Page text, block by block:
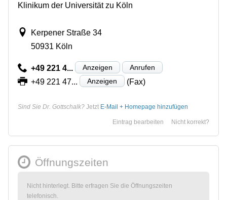
Klinikum der Universität zu Köln
Kerpener Straße 34
50931 Köln
+49 221 4... Anzeigen Anrufen
+49 221 47... Anzeigen (Fax)
Sind Sie Dr. Gottschalk? Jetzt E-Mail + Homepage hinzufügen
Nicht korrekt?
Eintrag bearbeiten
Öffnungszeiten
Nicht hinterlegt. Bitte erfragen Sie die Öffnungszeiten
telefonisch.